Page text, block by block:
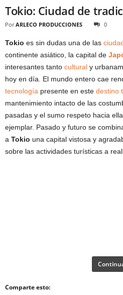
Tokio: Ciudad de
Por ARLECO PRODUCCIONES 0
Tokio es sin dudas una de las
continente asiático, la capital de
interesantes tanto cultural y
hoy en día. El mundo entero cae
tecnología presente en este destino
mantenimiento intacto de las
pasadas y el sumo respeto hacia
ejemplar. Pasado y futuro se
a Tokio una capital vistosa y
sobre las actividades turísticas a
Comparte esto: